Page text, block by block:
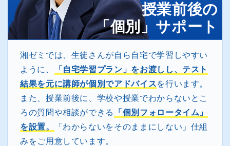
授業前後の
「個別」サポート
湘ゼミでは、生徒さんが自ら自宅で学習しやすい
ように、
「自宅学習プラン」をお渡しし、テスト
結果を元に講師が個別でアドバイスを行います。
また、授業前後に、学校や授業でわからないとこ
ろの質問や相談ができる
「個別フォロータイム」
を設置。
「わからないをそのままにしない」仕組
みをご用意しています。